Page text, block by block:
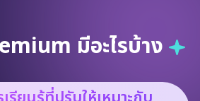
มีอะไรบ้าง